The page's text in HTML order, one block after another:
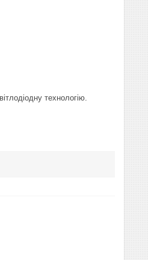
технологію.